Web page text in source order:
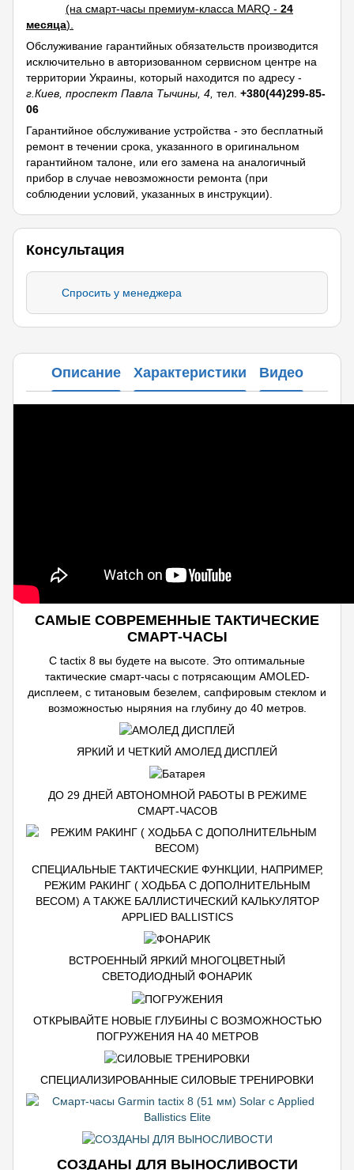
(на смарт-часы премиум-класса MARQ - 24
месяца).
Обслуживание гарантийных обязательств производится
исключительно в авторизованном сервисном центре на
территории Украины, который находится по адресу -
г.Киев, проспект Павла Тычины, 4, тел. +380(44)299-85-
06
Гарантийное обслуживание устройства - это бесплатный
ремонт в течении срока, указанного в оригинальном
гарантийном талоне, или его замена на аналогичный
прибор в случае невозможности ремонта (при
соблюдении условий, указанных в инструкции).
Консультация
Спросить у менеджера
Описание Характеристики Видео
САМЫЕ СОВРЕМЕННЫЕ ТАКТИЧЕСКИЕ
СМАРТ-ЧАСЫ
С tactix 8 вы будете на высоте. Это оптимальные
тактические смарт-часы с потрясающим AMOLED-
дисплеем, с титановым безелем, сапфировым стеклом и
возможностью ныряния на глубину до 40 метров.
ЯРКИЙ И ЧЕТКИЙ АМОЛЕД ДИСПЛЕЙ
ДО 29 ДНЕЙ АВТОНОМНОЙ РАБОТЫ В РЕЖИМЕ
СМАРТ-ЧАСОВ
СПЕЦИАЛЬНЫЕ ТАКТИЧЕСКИЕ ФУНКЦИИ, НАПРИМЕР,
РЕЖИМ РАКИНГ ( ХОДЬБА С ДОПОЛНИТЕЛЬНЫМ
ВЕСОМ) А ТАКЖЕ БАЛЛИСТИЧЕСКИЙ КАЛЬКУЛЯТОР
APPLIED BALLISTICS
ВСТРОЕННЫЙ ЯРКИЙ МНОГОЦВЕТНЫЙ
СВЕТОДИОДНЫЙ ФОНАРИК
ОТКРЫВАЙТЕ НОВЫЕ ГЛУБИНЫ С ВОЗМОЖНОСТЬЮ
ПОГРУЖЕНИЯ НА 40 МЕТРОВ
СПЕЦИАЛИЗИРОВАННЫЕ СИЛОВЫЕ ТРЕНИРОВКИ
СОЗДАНЫ ДЛЯ ВЫНОСЛИВОСТИ